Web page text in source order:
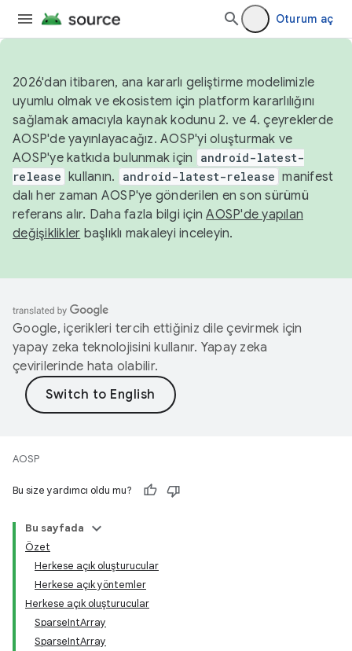
Oturum aç
2026'dan itibaren, ana kararlı geliştirme modelimizle
uyumlu olmak ve ekosistem için platform kararlılığını
sağlamak amacıyla kaynak kodunu 2. ve 4. çeyreklerde
AOSP'de yayınlayacağız. AOSP'yi oluşturmak ve
AOSP'ye katkıda bulunmak için
android-latest-
release kullanın. android-latest-release manifest
dalı her zaman AOSP'ye gönderilen en son sürümü
referans alır. Daha fazla bilgi içinAOSP'de yapılan
değişiklikler başlıklı makaleyi inceleyin.
Google, içerikleri tercih ettiğiniz dile çevirmek için
yapay zeka teknolojisini kullanır. Yapay zeka
çevirilerinde hata olabilir.
AOSP
Bu size yardımcı oldu mu?
Bu sayfada
Özet
Herkese açık oluşturucular
Herkese açık yöntemler
Herkese açık oluşturucular
SparseIntArray
SparseIntArray